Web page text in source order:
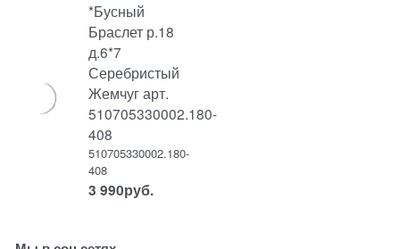
*Бусный
Браслет р.18
д.6*7
Серебристый
Жемчуг арт.
510705330002.180-
408
510705330002.180-
408
3 990руб.